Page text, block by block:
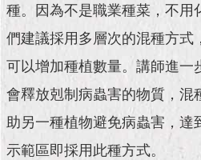
臺
活
動
主
題
種。因為不是職業種菜，不用
們建議採用多層次的混種方式
可以增加種植數量。講師進一
會釋放剋制病蟲害的物質，混
助另一種植物避免病蟲害，達
示範區即採用此種方式。